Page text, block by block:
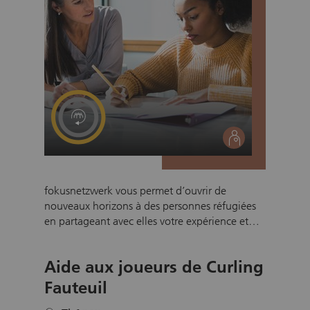
social
fokusnetzwerk vous permet d’ouvrir de
nouveaux horizons à des personnes réfugiées
en partageant avec elles votre expérience et
épanouie en Suisse. Vous pouvez parler
allemand autour d’un café ou lors d’une
promenade, vous adonner au même hobby ou
Aide aux joueurs de Curling
Fauteuil